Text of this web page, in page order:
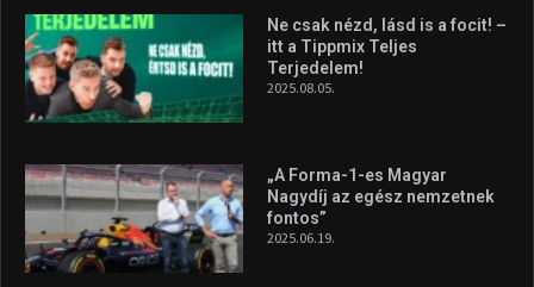
Ne csak nézd, lásd is a focit! –
itt a Tippmix Teljes
Terjedelem!
2025.08.05.
„A Forma-1-es Magyar
Nagydíj az egész nemzetnek
fontos”
2025.06.19.